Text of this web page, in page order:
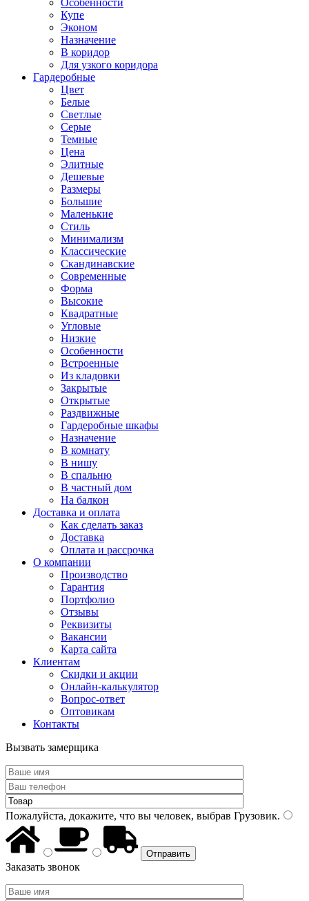
Особенности
Купе
Эконом
Назначение
В коридор
Для узкого коридора
Гардеробные
Цвет
Белые
Светлые
Серые
Темные
Цена
Элитные
Дешевые
Размеры
Большие
Маленькие
Стиль
Минимализм
Классические
Скандинавские
Современные
Форма
Высокие
Квадратные
Угловые
Низкие
Особенности
Встроенные
Из кладовки
Закрытые
Открытые
Раздвижные
Гардеробные шкафы
Назначение
В комнату
В нишу
В спальню
В частный дом
На балкон
Доставка и оплата
Как сделать заказ
Доставка
Оплата и рассрочка
О компании
Производство
Гарантия
Портфолио
Отзывы
Реквизиты
Вакансии
Карта сайта
Клиентам
Скидки и акции
Онлайн-калькулятор
Вопрос-ответ
Оптовикам
Контакты
Вызвать замерщика
Пожалуйста, докажите, что вы человек, выбрав Грузовик.
Заказать звонок